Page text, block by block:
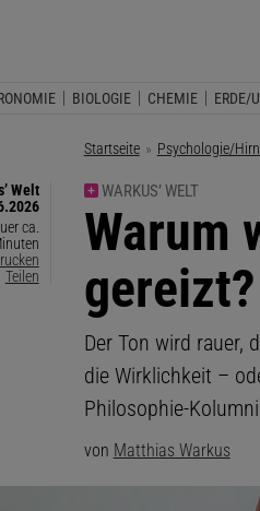
BIOLOGIE CHEMIE ERDE/
Startseite Psychologie/
Welt
ca.
Teilen
WARKUS’ WELT
:
Warum
gereizt?
Der Ton wird rauer,
die Wirklichkeit –
Philosophie-
von Matthias Warkus